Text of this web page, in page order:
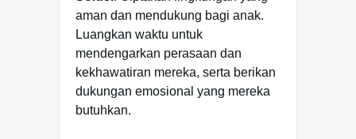
aman dan mendukung bagi anak.
Luangkan waktu untuk
mendengarkan perasaan dan
kekhawatiran mereka, serta berikan
dukungan emosional yang mereka
butuhkan.